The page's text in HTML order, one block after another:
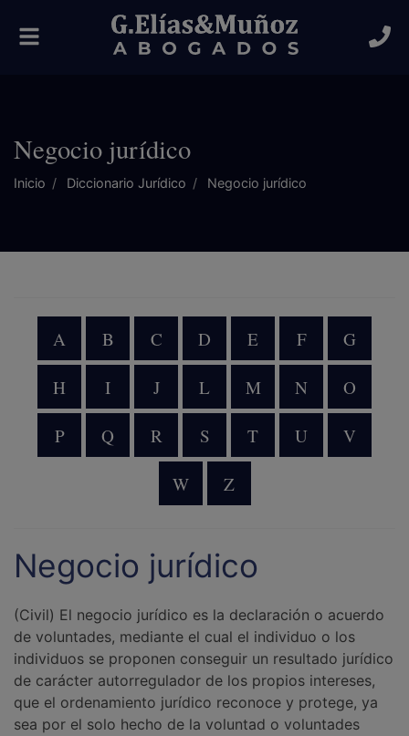
Alternar
navegación
Negocio jurídico
Inicio Diccionario Jurídico Negocio jurídico
A B C D E F G
H I J L M N O
P Q R S T U V
W Z
Negocio jurídico
(Civil) El negocio jurídico es la declaración o acuerdo
de voluntades, mediante el cual el individuo o los
individuos se proponen conseguir un resultado jurídico
de carácter autorregulador de los propios intereses,
que el ordenamiento jurídico reconoce y protege, ya
sea por el solo hecho de la voluntad o voluntades